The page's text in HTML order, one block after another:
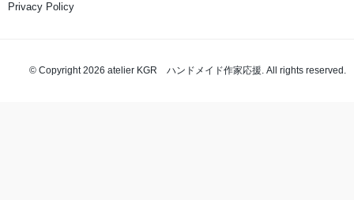
Privacy Policy
© Copyright 2026 atelier KGR ハンドメイド作家応援. All rights reserved.